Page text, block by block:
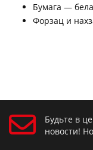
Бумага —
Форзац и
Будьте в
новости!